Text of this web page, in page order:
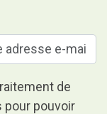
de
pour pouvoir